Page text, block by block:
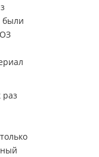
были